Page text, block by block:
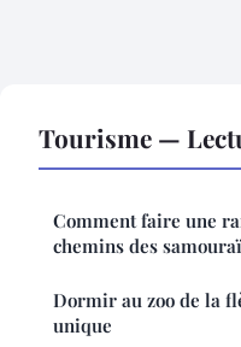
Tourisme —
Comment faire une
chemins des
Dormir au zoo de la
unique